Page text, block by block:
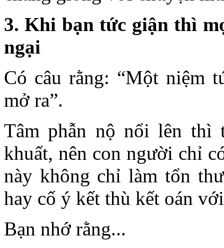
3. Khi bạn tức giận thì
ngại
Có câu rằng: “Một niệm
mở ra”.
Tâm phẫn nộ nổi lên
khuất, nên con người chỉ
này không chỉ làm tổn
hay cố ý kết thù kết oán
Bạn nhớ rằng...